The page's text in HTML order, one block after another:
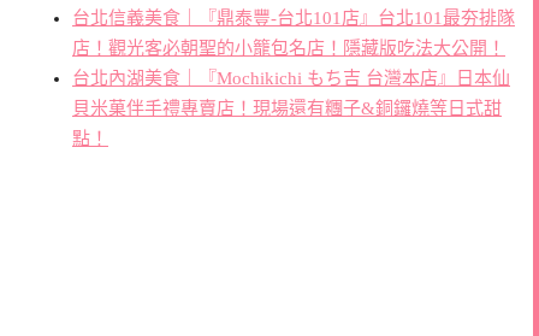
台北信義美食｜『鼎泰豐-台北101店』台北101最夯排隊
店！觀光客必朝聖的小籠包名店！隱藏版吃法大公開！
台北內湖美食｜『Mochikichi もち吉 台灣本店』日本仙
貝米菓伴手禮專賣店！現場還有糰子&銅鑼燒等日式甜
點！